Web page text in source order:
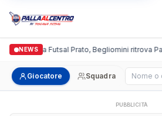
NEWS
Italgronda Futsal Prato, Begliomini ritrova
Giocatore Squadra Cerca
PUBBLICITÀ